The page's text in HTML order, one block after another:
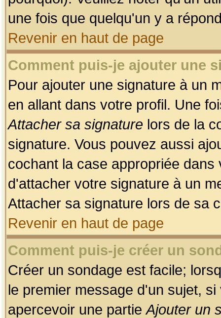
une fois que quelqu'un y a
Revenir en haut de page
Comment puis-je ajouter une
Pour ajouter une signature à un
en allant dans votre profil. Une
Attacher sa signature lors de la
signature. Vous pouvez aussi
cochant la case appropriée
d'attacher votre signature à un
Attacher sa signature lors de sa
Revenir en haut de page
Comment puis-je créer un
Créer un sondage est facile;
le premier message d'un sujet,
apercevoir une partieAjouter un